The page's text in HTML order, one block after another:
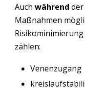
Auch während der
Maßnahmen
zählen:
Venenzugang